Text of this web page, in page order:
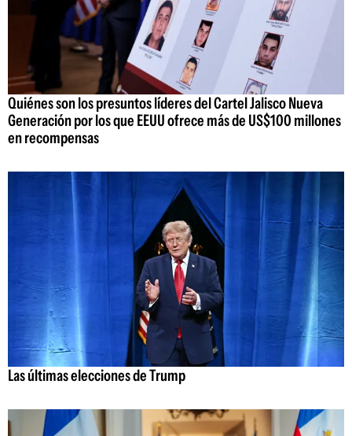
Quiénes son los presuntos líderes del Cartel Jalisco Nueva
Generación por los que EEUU ofrece más de US$100 millones
en recompensas
Las últimas elecciones de Trump